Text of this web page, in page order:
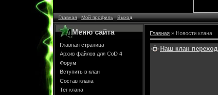
Главная|Мой профиль|Выход
Меню сайта
Главная страница
Архив файлов для CoD 4
Форум
Вступить в клан
Состав клана
Тег клана
Главная » Новости клана
Наш клан